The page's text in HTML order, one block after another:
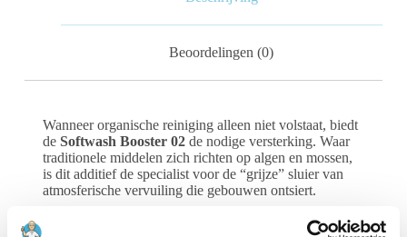
Beoordelingen (0)
Wanneer organische reiniging alleen niet volstaat, biedt
de Softwash Booster 02de nodige versterking. Waar
traditionele middelen zich richten op algen en mossen,
is dit additief de specialist voor de “grijze” sluier van
atmosferische vervuiling die gebouwen ontsiert.
Dit additief is